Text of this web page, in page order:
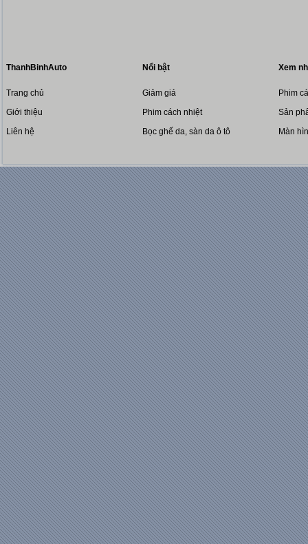
ThanhBinhAuto
Trang chủ
Giới thiệu
Liên hệ
Nổi bật
Giảm giá
Phim cách nhiệt
Bọc ghế da, sàn da ô tô
Xem
Phim
Sản
Màn